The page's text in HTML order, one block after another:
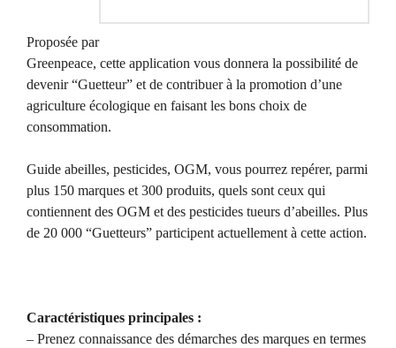
Proposée par
Greenpeace, cette application vous donnera la possibilité de
devenir “Guetteur” et de contribuer à la promotion d’une
agriculture écologique en faisant les bons choix de
consommation.
Guide abeilles, pesticides, OGM, vous pourrez repérer, parmi
plus 150 marques et 300 produits, quels sont ceux qui
contiennent des OGM et des pesticides tueurs d’abeilles. Plus
de 20 000 “Guetteurs” participent actuellement à cette action.
Caractéristiques principales :
– Prenez connaissance des démarches des marques en termes